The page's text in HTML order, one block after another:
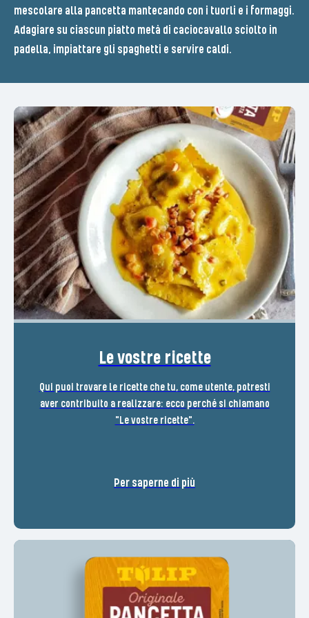
mescolare alla pancetta mantecando con i tuorli e i formaggi.
Adagiare su ciascun piatto metà di caciocavallo sciolto in
padella, impiattare gli spaghetti e servire caldi.
Le vostre ricette
Qui puoi trovare le ricette che tu, come utente, potresti
aver contribuito a realizzare: ecco perché si chiamano
"Le vostre ricette".
Per saperne di più